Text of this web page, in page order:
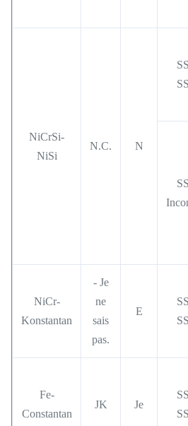
NiCrSi-
NiSi
N.C. N
NiCr-
Konstantan
- Je
ne
sais
pas.
E
Fe-
Constantan
JK Je